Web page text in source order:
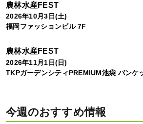
農林水産FEST
2026年10月3日(土)
福岡ファッションビル 7F
農林水産FEST
2026年11月1日(日)
TKPガーデンシティPREMIUM池袋 バンケ
今週のおすすめ情報